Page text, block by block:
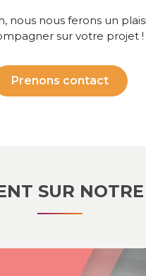
nous nous ferons un
sur votre projet !
Prenons contact
SUR